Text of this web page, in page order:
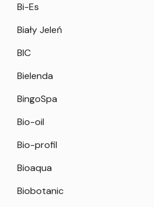
Bi-Es
Biały Jeleń
BIC
Bielenda
BingoSpa
Bio-oil
Bio-profil
Bioaqua
Biobotanic